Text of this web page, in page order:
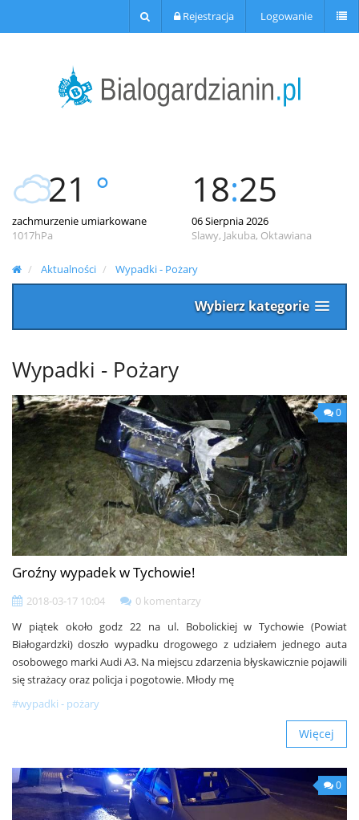
Rejestracja Logowanie
21 °
zachmurzenie umiarkowane
1017hPa
18:25
06 Sierpnia 2026
Slawy, Jakuba, Oktawiana
Aktualności Wypadki - Pożary
Wybierz kategorie
Wypadki - Pożary
0
Groźny wypadek w Tychowie!
2018-03-17 10:04
0 komentarzy
W piątek około godz 22 na ul. Bobolickiej w Tychowie (Powiat
Białogardzki) doszło wypadku drogowego z udziałem jednego auta
osobowego marki Audi A3. Na miejscu zdarzenia błyskawicznie pojawili
się strażacy oraz policja i pogotowie. Młody mę
#wypadki - pożary
Więcej
0